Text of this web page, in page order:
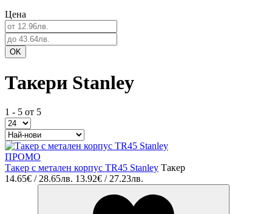
Цена
Такери Stanley
1 - 5 от 5
ПРОМО
Такер с метален корпус TR45 Stanley Такер
14.65€ / 28.65лв. 13.92€ / 27.23лв.